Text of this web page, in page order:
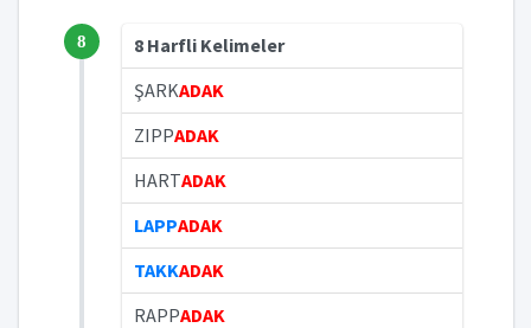
8
8 Harfli Kelimeler
ŞARKADAK
ZIPPADAK
HARTADAK
LAPPADAK
TAKKADAK
RAPPADAK